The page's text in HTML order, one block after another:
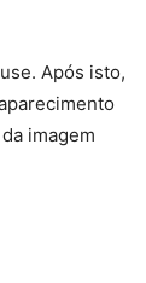
Após isto,
imagem